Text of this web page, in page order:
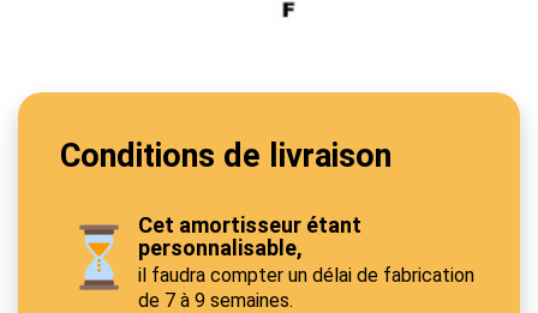
Conditions de livraison
Cet amortisseur étant
personnalisable,
il faudra compter un délai de fabrication
de 7 à 9 semaines.